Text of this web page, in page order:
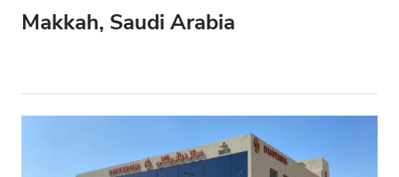
Барлық диализ түрлері
Makkah, Saudi Arabia